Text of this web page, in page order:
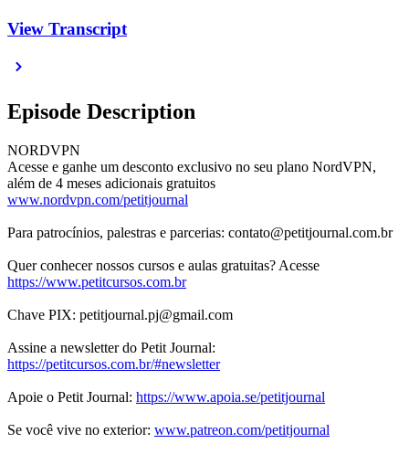
View Transcript
Episode Description
NORDVPN
Acesse e ganhe um desconto exclusivo no seu plano NordVPN,
além de 4 meses adicionais gratuitos
www.nordvpn.com/petitjournal
Para patrocínios, palestras e parcerias: contato@petitjournal.com.br
Quer conhecer nossos cursos e aulas gratuitas? Acesse
https://www.petitcursos.com.br
Chave PIX: petitjournal.pj@gmail.com
Assine a newsletter do Petit Journal:
https://petitcursos.com.br/#newsletter
Apoie o Petit Journal: https://www.apoia.se/petitjournal
Se você vive no exterior: www.patreon.com/petitjournal